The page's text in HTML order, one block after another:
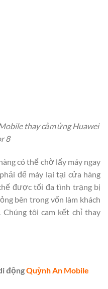
thay cảm ứng Huawei
8
có thể chờ lấy máy ngay
để máy lại tại cửa hàng
được tối đa tình trạng bị
bên trong vốn làm khách
Chúng tôi cam kết chỉ thay
độngQuỳnh An Mobile